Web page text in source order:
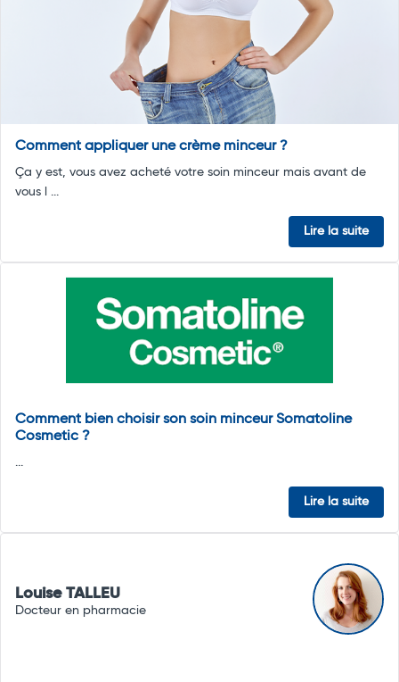
Comment appliquer une crème minceur ?
Ça y est, vous avez acheté votre soin minceur mais avant de
vous l ...
Lire la suite
Comment bien choisir son soin minceur Somatoline
Cosmetic ?
...
Lire la suite
Louise TALLEU
Docteur en pharmacie